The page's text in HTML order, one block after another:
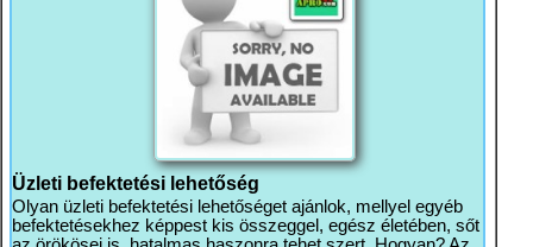
Üzleti befektetési lehetőség
Olyan üzleti befektetési lehetőséget ajánlok, mellyel egyéb
befektetésekhez képpest kis összeggel, egész életében, sőt